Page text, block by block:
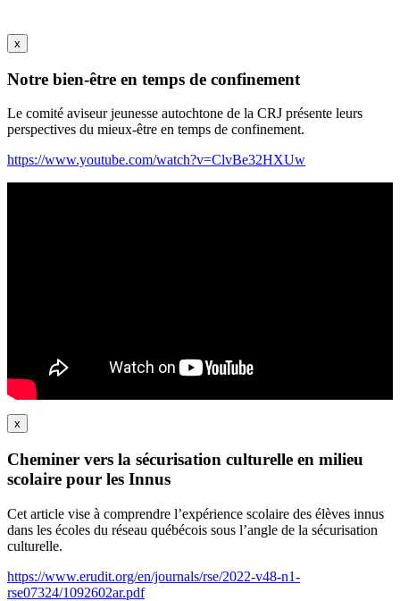
x
Notre bien-être en temps de confinement
Le comité aviseur jeunesse autochtone de la CRJ présente leurs
perspectives du mieux-être en temps de confinement.
https://www.youtube.com/watch?v=ClvBe32HXUw
x
Cheminer vers la sécurisation culturelle en milieu
scolaire pour les Innus
Cet article vise à comprendre l’expérience scolaire des élèves innus
dans les écoles du réseau québécois sous l’angle de la sécurisation
culturelle.
https://www.erudit.org/en/journals/rse/2022-v48-n1-
rse07324/1092602ar.pdf